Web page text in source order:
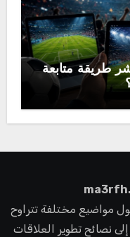
طريقة متابعة
مواضيع مختلفة تتراوح
نصائح تطوير العلاقات